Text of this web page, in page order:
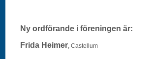
Ny ordförande i föreningen är:
Frida Heimer, Castellum